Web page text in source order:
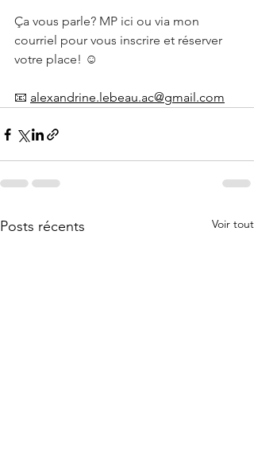
Ça vous parle? MP ici ou via mon
courriel pour vous inscrire et réserver
votre place! ☺️
📧 alexandrine.lebeau.ac@gmail.com
Posts récents Voir tout